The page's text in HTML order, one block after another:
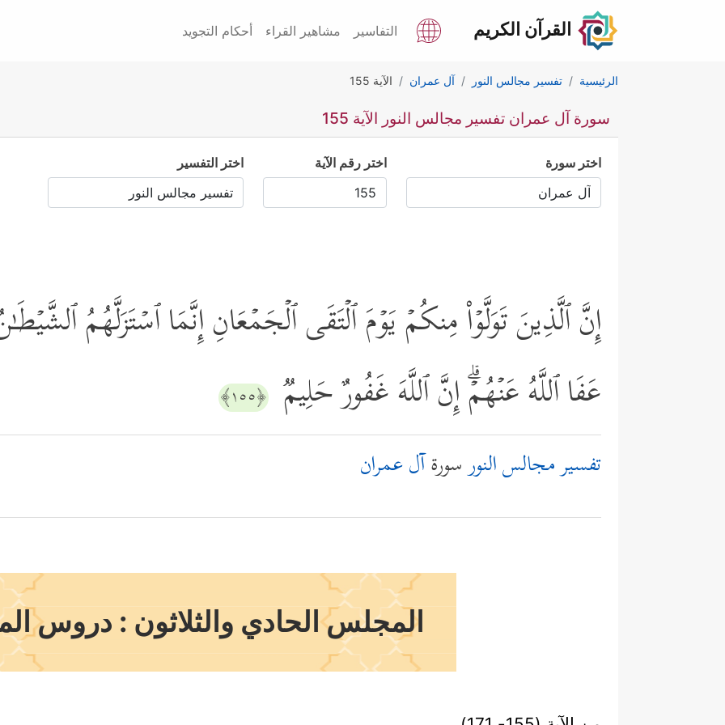
القرآن الكريم التفاسير مشاهير القراء أحكام التجويد
الرئيسية تفسير مجالس النور آل عمران الآية 155
سورة آل عمران تفسير مجالس النور الآية 155
اختر سورة اختر رقم الآية اختر التفسير
إِنَّ ٱلَّذِینَ تَوَلَّوۡاْ مِنكُمۡ یَوۡمَ ٱلۡتَقَى ٱلۡجَمۡعَانِ إِنَّمَا ٱسۡتَزَلَّهُمُ
عَفَا ٱللَّهُ عَنۡهُمۡۗ إِنَّ ٱللَّهَ غَفُورٌ حَلِیمࣱ ﴿١٥٥﴾
تفسير مجالس النورسورةآل عمران
المجلس الحادي والثلاثون : دروس